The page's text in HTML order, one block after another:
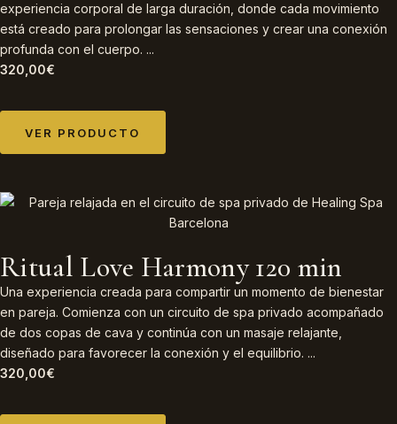
experiencia corporal de larga duración, donde cada movimiento
está creado para prolongar las sensaciones y crear una conexión
profunda con el cuerpo. ...
320,00€
VER PRODUCTO
Ritual Love Harmony 120 min
Una experiencia creada para compartir un momento de bienestar
en pareja. Comienza con un circuito de spa privado acompañado
de dos copas de cava y continúa con un masaje relajante,
diseñado para favorecer la conexión y el equilibrio. ...
320,00€